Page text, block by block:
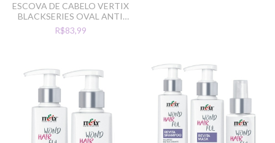
ESCOVA DE CABELO VERTIX
BLACKSERIES OVAL ANTI
FRIZZ IONIZADA
R$83,99